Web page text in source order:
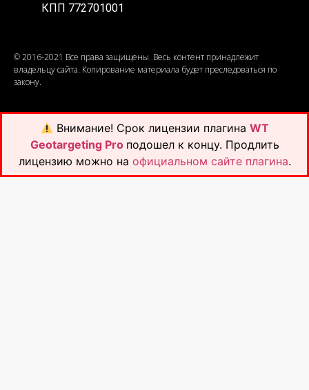
КПП 772701001
© 2016-2021 Все права защищены. Весь контент принадлежит
владельцу сайта. Копирование материала будет преследоваться по
закону.
Внимание! Срок лицензии плагина WT
Geotargeting Pro подошел к концу. Продлить
лицензию можно на официальном сайте плагина.